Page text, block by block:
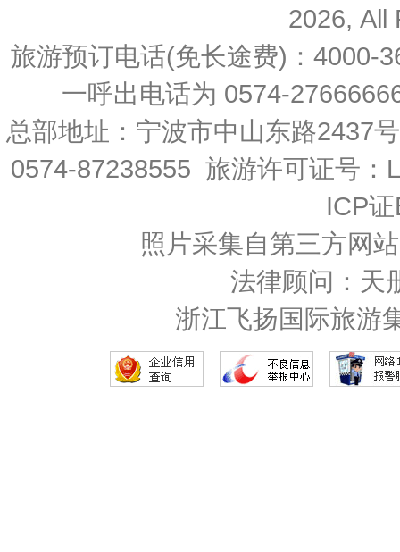
2026, All
旅游预订电话(免长途费)：4000-
一呼出电话为 0574-
总部地址：宁波市中山东路2437
0574-87238555 旅游许可证号
ICP
照片采集自第三方网
法律顾问：天
浙江飞扬国际旅游